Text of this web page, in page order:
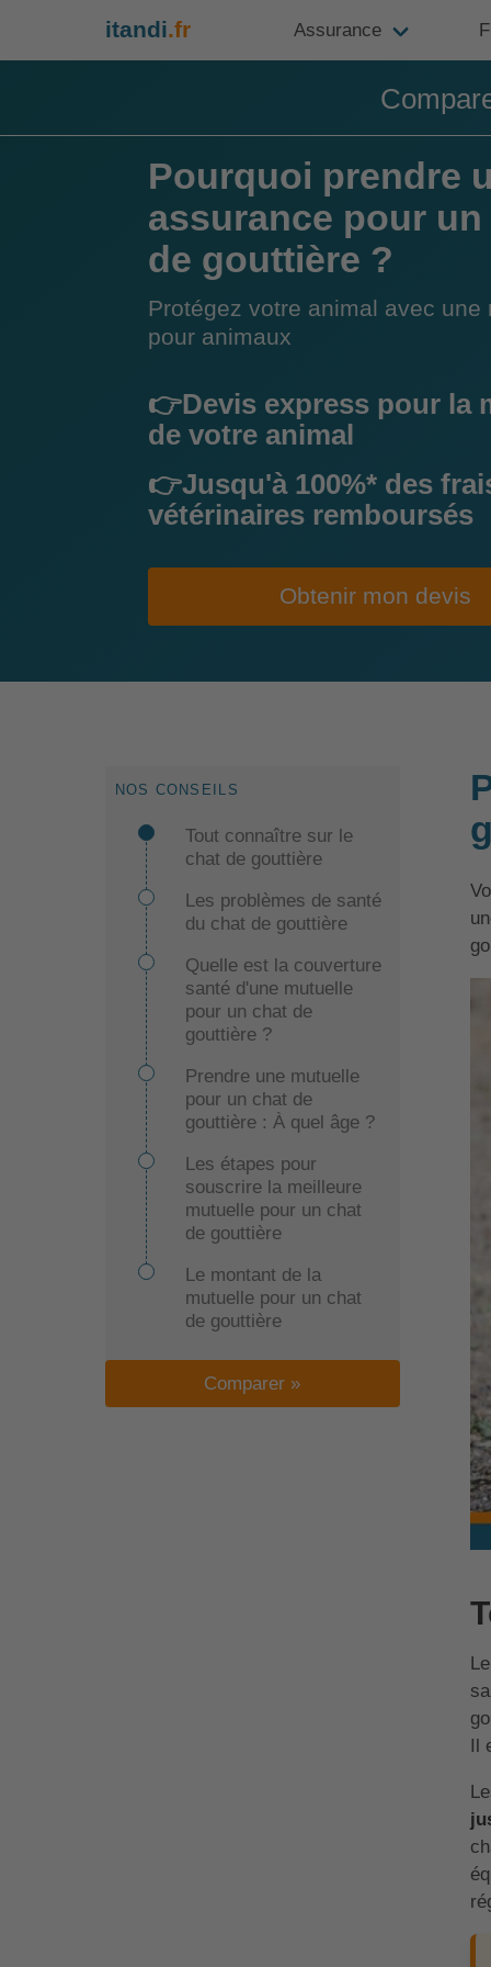
itandi.fr Assurance
Pourquoi prendre
assurance pour
de gouttière ?
Protégez votre animal avec une
pour animaux
👉Devis express pour la
de votre animal
👉Jusqu'à 100%* des
vétérinaires remboursés
Obtenir mon devis
NOS CONSEILS
Tout connaître sur le
chat de gouttière
Les problèmes de santé
du chat de gouttière
Quelle est la couverture
santé d'une mutuelle
pour un chat de
gouttière ?
Prendre une mutuelle
pour un chat de
gouttière : À quel âge ?
Les étapes pour
souscrire la meilleure
mutuelle pour un chat
de gouttière
Le montant de la
mutuelle pour un chat
de gouttière
Comparer »
Il